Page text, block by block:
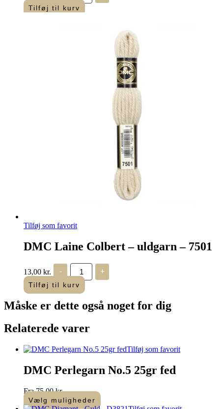
Colbert
-
Tilføj til kurv
Tilføj som favorit
DMC Laine Colbert – uldgarn – 7501
13,00 kr. -
DMC
Laine
Colbert
-
-
+
Tilføj til kurv
Måske er dette også noget for dig
Relaterede varer
Tilføj som favorit
DMC Perlegarn No.5 25gr fed
Fra75,00kr.
Vælg muligheder